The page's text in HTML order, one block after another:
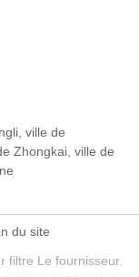
ville de
Zhongkai, ville de
du site
filtre Le fournisseur.